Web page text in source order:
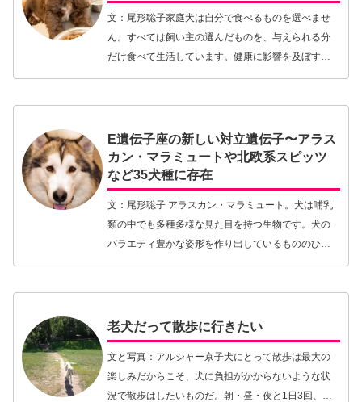
文：尾形聡子家庭犬は自分で食べるものを選べませ
ん。すべては飼い主の選んだものを、与えられる分
だけ食べて生活しています。健康に影響を及ぼす環
境要因はいろいろありますが、その主たるもののう
E遺伝子座の新しい対立遺伝子〜アラス
カン・マラミュートや北欧系スピッツ
など35犬種に存在
文：尾形聡子 アラスカン・マラミュート。犬は哺乳
類の中でも多種多様な見た目を持つ生物です。犬の
バラエティ豊かな姿形を作り出しているもののひと
つが毛色とそのパターン。現在、犬の毛色とパター
老犬だって散歩に行きたい
文と写真：アルシャー京子犬にとって散歩は最大の
楽しみだからこそ、犬に負担がかからないような状
況で散歩はしたいものだ。朝・昼・夜と1日3回、犬